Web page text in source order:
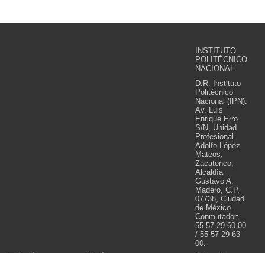
INSTITUTO
POLITÉCNICO
NACIONAL
D.R. Instituto
Politécnico
Nacional (IPN).
Av. Luis
Enrique Erro
S/N, Unidad
Profesional
Adolfo López
Mateos,
Zacatenco,
Alcaldía
Gustavo A.
Madero, C.P.
07738, Ciudad
de México.
Conmutador:
55 57 29 60 00
/ 55 57 29 63
00.